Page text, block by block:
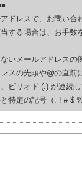
ドレスで、お問い合
する場合は、お手
いメールアドレスの
レスの先頭や@の直
、ピリオド (.) が連続
と特定の記号（. ! # $